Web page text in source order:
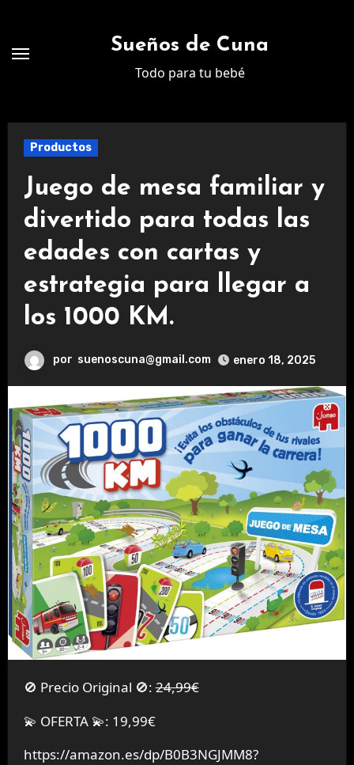
contenido
Sueños de Cuna
Todo para tu bebé
Productos
Juego de mesa familiar y
divertido para todas las
edades con cartas y
estrategia para llegar a
los 1000 KM.
por suenoscuna@gmail.com enero 18, 2025
🚫 Precio Original 🚫:24,99€
💫 OFERTA 💫: 19,99€
https://amazon.es/dp/B0B3NGJMM8?